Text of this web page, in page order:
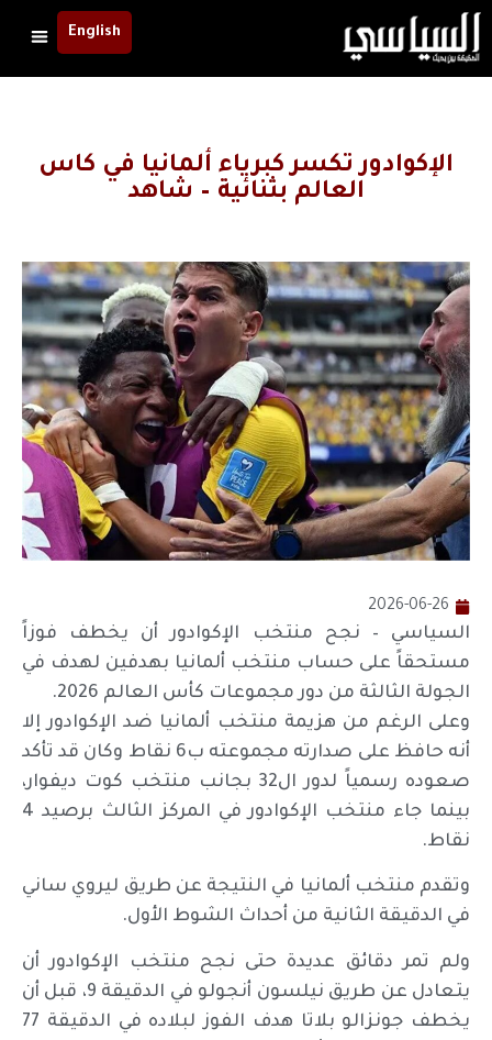
English
الإكوادور تكسر كبرياء ألمانيا في كاس
العالم بثنائية – شاهد
2026-06-26
السياسي – نجح منتخب الإكوادور أن يخطف فوزاً
مستحقاً على حساب منتخب ألمانيا بهدفين لهدف في
الجولة الثالثة من دور مجموعات كأس العالم 2026.
وعلى الرغم من هزيمة منتخب ألمانيا ضد الإكوادور إلا
أنه حافظ على صدارته مجموعته ب6 نقاط وكان قد تأكد
صعوده رسمياً لدور ال32 بجانب منتخب كوت ديفوار،
بينما جاء منتخب الإكوادور في المركز الثالث برصيد 4
نقاط.
وتقدم منتخب ألمانيا في النتيجة عن طريق ليروي ساني
في الدقيقة الثانية من أحداث الشوط الأول.
ولم تمر دقائق عديدة حتى نجح منتخب الإكوادور أن
يتعادل عن طريق نيلسون أنجولو في الدقيقة 9، قبل أن
يخطف جونزالو بلاتا هدف الفوز لبلاده في الدقيقة 77